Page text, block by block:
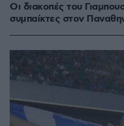
Οι διακοπές του
συμπαίκτες στον